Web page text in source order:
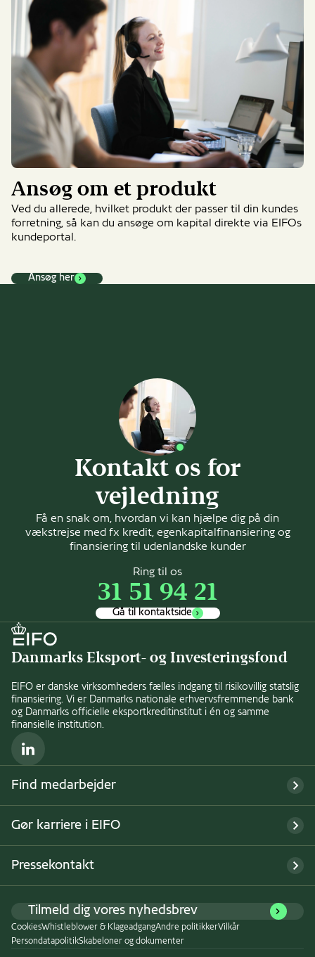
Ansøg om et produkt
Ved du allerede, hvilket produkt der passer til din kundes
forretning, så kan du ansøge om kapital direkte via EIFOs
kundeportal.
Ansøg her
Kontakt os for
vejledning
Få en snak om, hvordan vi kan hjælpe dig på din
vækstrejse med fx kredit, egenkapitalfinansiering og
finansiering til udenlandske kunder
Ring til os
31 51 94 21
Gå til kontaktside
Danmarks Eksport- og Investeringsfond
EIFO er danske virksomheders fælles indgang til risikovillig statslig
finansiering. Vi er Danmarks nationale erhvervsfremmende bank
og Danmarks officielle eksportkreditinstitut i én og samme
finansielle institution.
LinkedIn
Find medarbejder
Gør karriere i EIFO
Pressekontakt
Tilmeld dig vores nyhedsbrev
CookiesWhistleblower & KlageadgangAndre politikkerVilkår
PersondatapolitikSkabeloner og dokumenter